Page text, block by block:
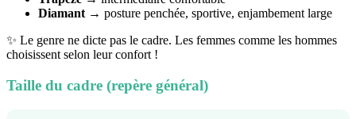
Diamant → posture penchée, sportive, enjambement large
✨ Le genre ne dicte pas le cadre. Les femmes comme les hommes
choisissent selon leur confort !
Taille du cadre (repère général)